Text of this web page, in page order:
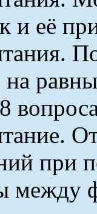
и её
на
при
между